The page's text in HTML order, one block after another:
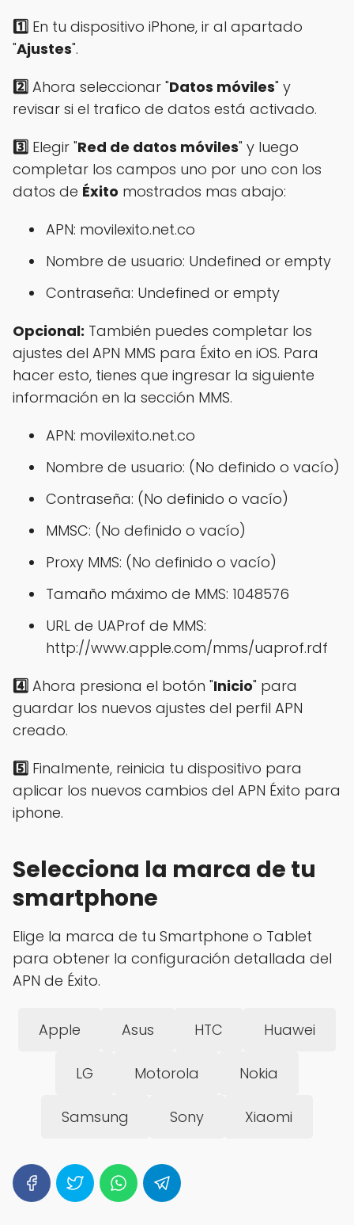
1️⃣ En tu dispositivo iPhone, ir al apartado
"Ajustes".
2️⃣ Ahora seleccionar "Datos móviles" y
revisar si el trafico de datos está activado.
3️⃣ Elegir "Red de datos móviles" y luego
completar los campos uno por uno con los
datos de Éxito mostrados mas abajo:
APN: movilexito.net.co
Nombre de usuario: Undefined or empty
Contraseña: Undefined or empty
Opcional: También puedes completar los
ajustes del APN MMS para Éxito en iOS. Para
hacer esto, tienes que ingresar la siguiente
información en la sección MMS.
APN: movilexito.net.co
Nombre de usuario: (No definido o vacío)
Contraseña: (No definido o vacío)
MMSC: (No definido o vacío)
Proxy MMS: (No definido o vacío)
Tamaño máximo de MMS: 1048576
URL de UAProf de MMS:
http://www.apple.com/mms/uaprof.rdf
4️⃣ Ahora presiona el botón "Inicio" para
guardar los nuevos ajustes del perfil APN
creado.
5️⃣ Finalmente, reinicia tu dispositivo para
aplicar los nuevos cambios del APN Éxito para
iphone.
Selecciona la marca de tu
smartphone
Elige la marca de tu Smartphone o Tablet
para obtener la configuración detallada del
APN de Éxito.
Apple Asus HTC Huawei
LG Motorola Nokia
Samsung Sony Xiaomi